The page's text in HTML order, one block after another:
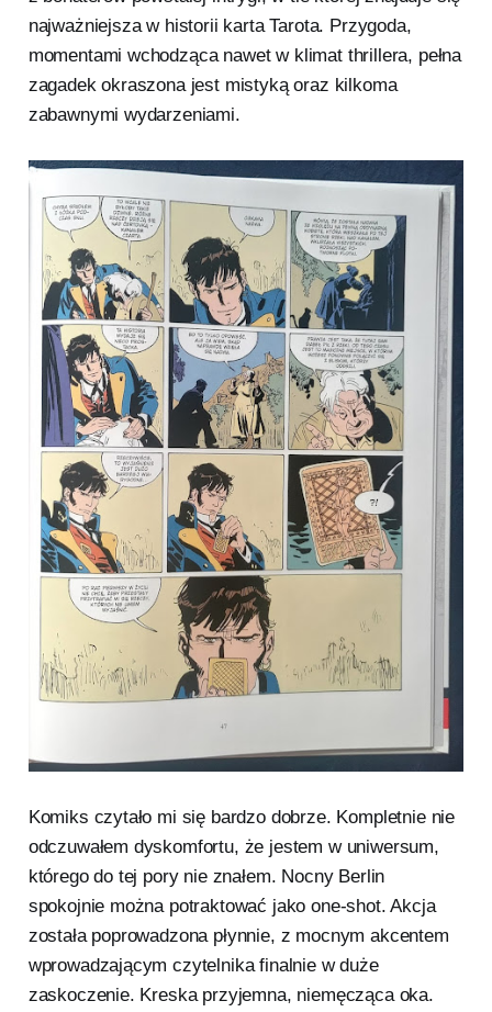
najważniejsza w historii karta Tarota. Przygoda,
momentami wchodząca nawet w klimat thrillera, pełna
zagadek okraszona jest mistyką oraz kilkoma
zabawnymi wydarzeniami.
Komiks czytało mi się bardzo dobrze. Kompletnie nie
odczuwałem dyskomfortu, że jestem w uniwersum,
którego do tej pory nie znałem. Nocny Berlin
spokojnie można potraktować jako one-shot. Akcja
została poprowadzona płynnie, z mocnym akcentem
wprowadzającym czytelnika finalnie w duże
zaskoczenie. Kreska przyjemna, niemęcząca oka.